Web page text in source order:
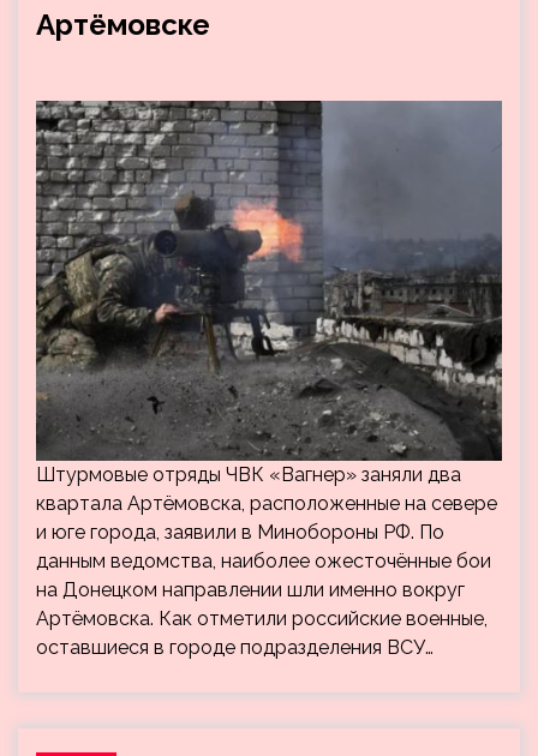
Артёмовске
Штурмовые отряды ЧВК «Вагнер» заняли два
квартала Артёмовска, расположенные на севере
и юге города, заявили в Минобороны РФ. По
данным ведомства, наиболее ожесточённые бои
на Донецком направлении шли именно вокруг
Артёмовска. Как отметили российские военные,
оставшиеся в городе подразделения ВСУ…